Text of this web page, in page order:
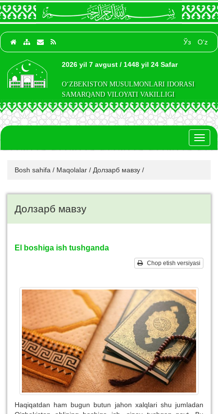
Ўз O‘z
2026 yil 7 avgust / 1448 yil 24 Safar
O‘ZBEKISTON MUSULMONLARI IDORASI
SAMARQAND VILOYATI VAKILLIGI
Bosh sahifa / Maqolalar / Долзарб мавзу /
Долзарб мавзу
El boshiga ish tushganda
Chop etish versiyasi
Haqiqatdan ham bugun butun jahon xalqlari shu jumladan